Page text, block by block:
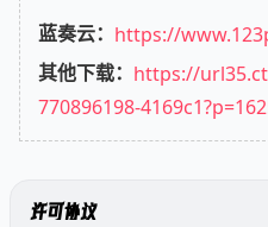
蓝奏云： https://
其他下载： https://
770896198-
许可协议